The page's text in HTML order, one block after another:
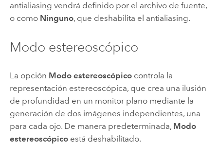
antialiasing vendrá definido por el archivo de fuente,
o como Ninguno, que deshabilita el antialiasing.
Modo estereoscópico
La opción Modo estereoscópicocontrola la
representación estereoscópica, que crea una ilusión
de profundidad en un monitor plano mediante la
generación de dos imágenes independientes, una
para cada ojo. De manera predeterminada, Modo
estereoscópicoestá deshabilitado.